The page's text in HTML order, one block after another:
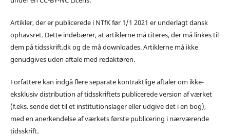
Artikler, der er publicerede i NTfK før 1/1 2021 er underlagt dansk
ophavsret. Dette indebærer, at artiklerne må citeres, der må linkes til
dem på tidsskrift.dk og de må downloades. Artiklerne må ikke
genudgives uden aftale med redaktøren.
Forfattere kan indgå flere separate kontraktlige aftaler om ikke-
eksklusiv distribution af tidsskriftets publicerede version af værket
(f.eks. sende det til et institutionslager eller udgive det i en bog),
med en anerkendelse af værkets første publicering i nærværende
tidsskrift.